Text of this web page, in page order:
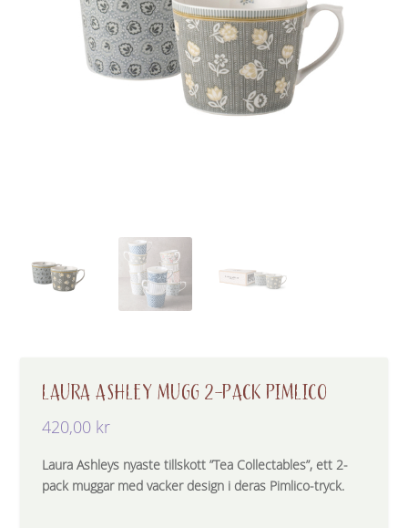
LAURA ASHLEY MUGG 2-PACK PIMLICO
420,00 kr
Laura Ashleys nyaste tillskott ”Tea Collectables”, ett 2-
pack muggar med vacker design i deras Pimlico-tryck.